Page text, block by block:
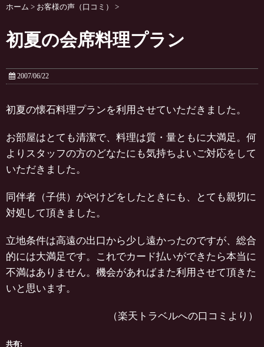
ホーム > お客様の声（口コミ） >
初夏の会席料理プラン
2007/06/22
初夏の懐石料理プランを利用させていただきました。
お部屋はとても清潔で、料理は質・量ともに大満足。何
よりスタッフの方のどなたにも気持ちよいご対応をして
いただきました。
同伴者（子供）がやけどをしたときにも、とても親切に
対処して頂きました。
立地条件は高遠の出口から少し遠かったのですが、総合
的には大満足です。これでカード払いができたら本当に
不満はありません。機会があればまた利用させて頂きた
いと思います。
（楽天トラベルへの口コミより）
共有: